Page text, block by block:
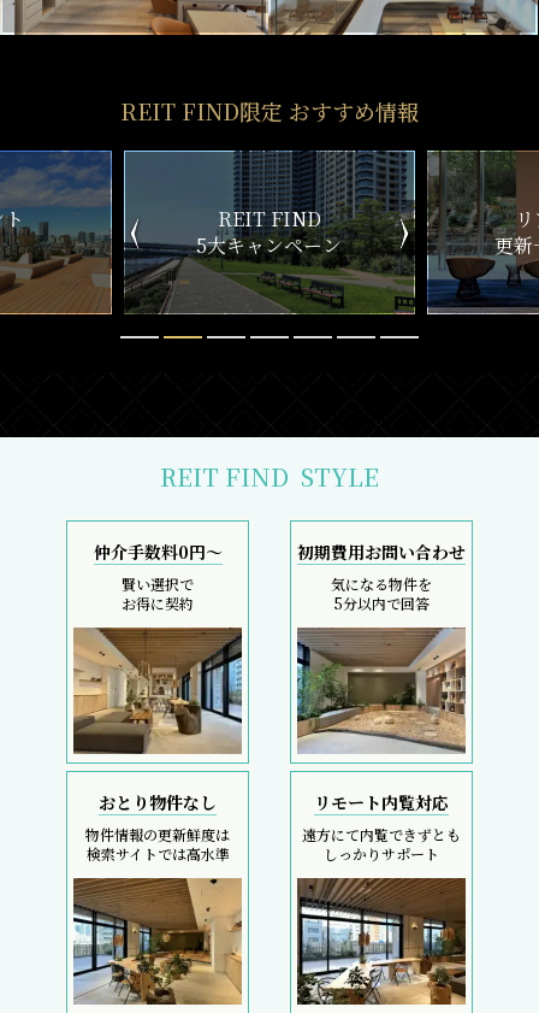
REIT FIND限定 おすすめ情報
ン
リアルタイム
更新一覧チェック
新
REIT FIND STYLE
仲介手数料0円～
賢い選択で
お得に契約
初期費用お問い合わせ
気になる物件を
5分以内で回答
おとり物件なし
物件情報の更新鮮度は
検索サイトでは高水準
リモート内覧対応
遠方にて内覧できずとも
しっかりサポート